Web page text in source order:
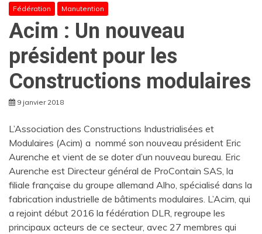
Fédération Manutention
Acim : Un nouveau
président pour les
Constructions modulaires
9 janvier 2018
L’Association des Constructions Industrialisées et
Modulaires (Acim) a nommé son nouveau président Eric
Aurenche et vient de se doter d’un nouveau bureau. Eric
Aurenche est Directeur général de ProContain SAS, la
filiale française du groupe allemand Alho, spécialisé dans la
fabrication industrielle de bâtiments modulaires. L’Acim, qui
a rejoint début 2016 la fédération DLR, regroupe les
principaux acteurs de ce secteur, avec 27 membres qui